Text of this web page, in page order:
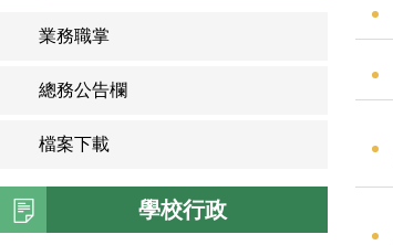
業務職掌
總務公告欄
檔案下載
學校行政